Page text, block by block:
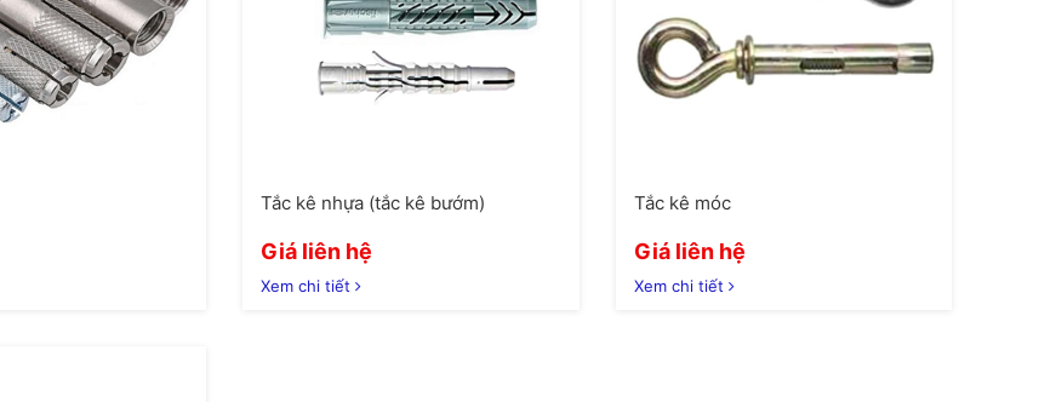
Tắc kê nhựa (tắc kê bướm)
Giá liên hệ
Xem chi tiết
Tắc kê móc
Giá liên hệ
Xem chi tiết